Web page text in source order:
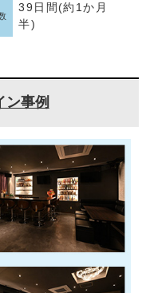
39日間(約1か月
半)
ン事例